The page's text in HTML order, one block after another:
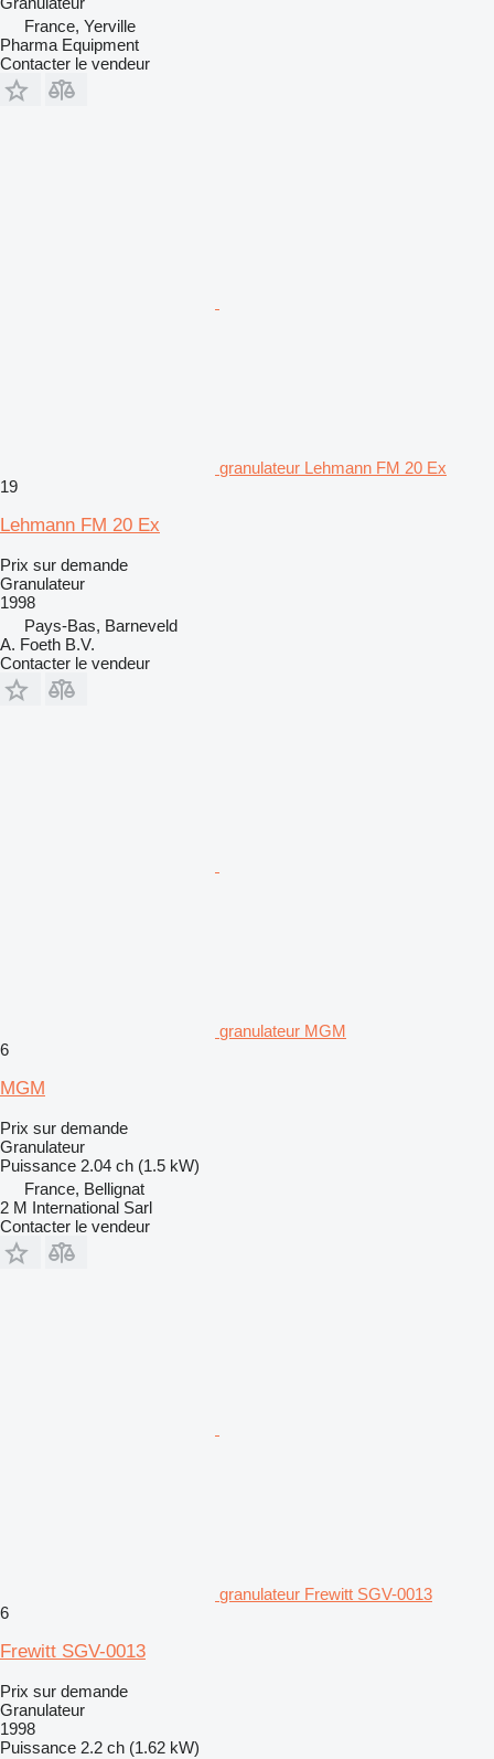
France, Yerville
Pharma Equipment
Contacter le vendeur
granulateur Lehmann FM 20 Ex
19
Lehmann FM 20 Ex
Prix sur demande
Granulateur
1998
Pays-Bas, Barneveld
A. Foeth B.V.
Contacter le vendeur
granulateur MGM
6
MGM
Prix sur demande
Granulateur
Puissance 2.04 ch (1.5 kW)
France, Bellignat
2 M International Sarl
Contacter le vendeur
granulateur Frewitt SGV-0013
6
Frewitt SGV-0013
Prix sur demande
Granulateur
1998
Puissance 2.2 ch (1.62 kW)